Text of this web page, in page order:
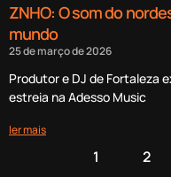
ZNHO: O som do
mundo
25 de março de 2026
Produtor e DJ de Fortaleza
estreia na Adesso Music
ler mais
1 2